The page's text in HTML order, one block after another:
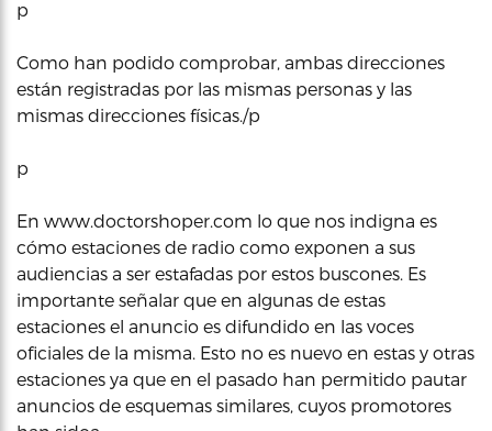
p
Como han podido comprobar, ambas direcciones
están registradas por las mismas personas y las
mismas direcciones físicas./p
p
En www.doctorshoper.com lo que nos indigna es
cómo estaciones de radio como exponen a sus
audiencias a ser estafadas por estos buscones. Es
importante señalar que en algunas de estas
estaciones el anuncio es difundido en las voces
oficiales de la misma. Esto no es nuevo en estas y otras
estaciones ya que en el pasado han permitido pautar
anuncios de esquemas similares, cuyos promotores